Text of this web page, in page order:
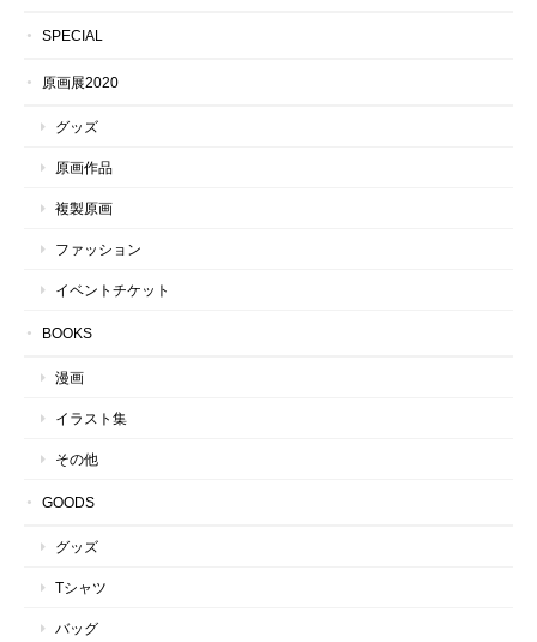
SPECIAL
原画展2020
グッズ
原画作品
複製原画
ファッション
イベントチケット
BOOKS
漫画
イラスト集
その他
GOODS
グッズ
Tシャツ
バッグ